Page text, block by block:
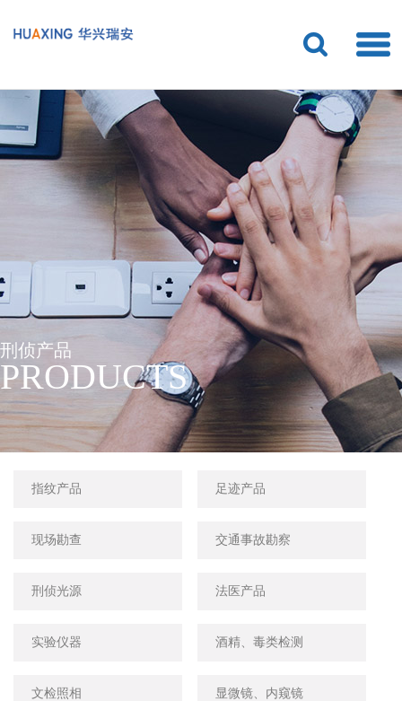
刑侦产品
PRODUCTS
指纹产品 足迹产品
现场勘查 交通事故勘察
刑侦光源 法医产品
实验仪器 酒精、毒类检测
文检照相 显微镜、内窥镜